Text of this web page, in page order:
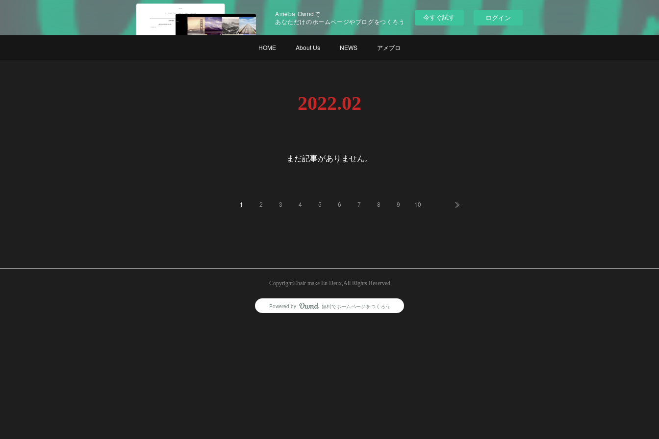
Ameba Owndで
あなただけのホームページやブログをつくろう
今すぐ試す ログイン
HOME About Us NEWS アメブロ
2022.02
まだ記事がありません。
1 2 3 4 5 6 7 8 9 10
Copyright©︎hair make En Deux,All Rights Reserved
Powered by AmebaOwnd
無料でホームページをつくろう